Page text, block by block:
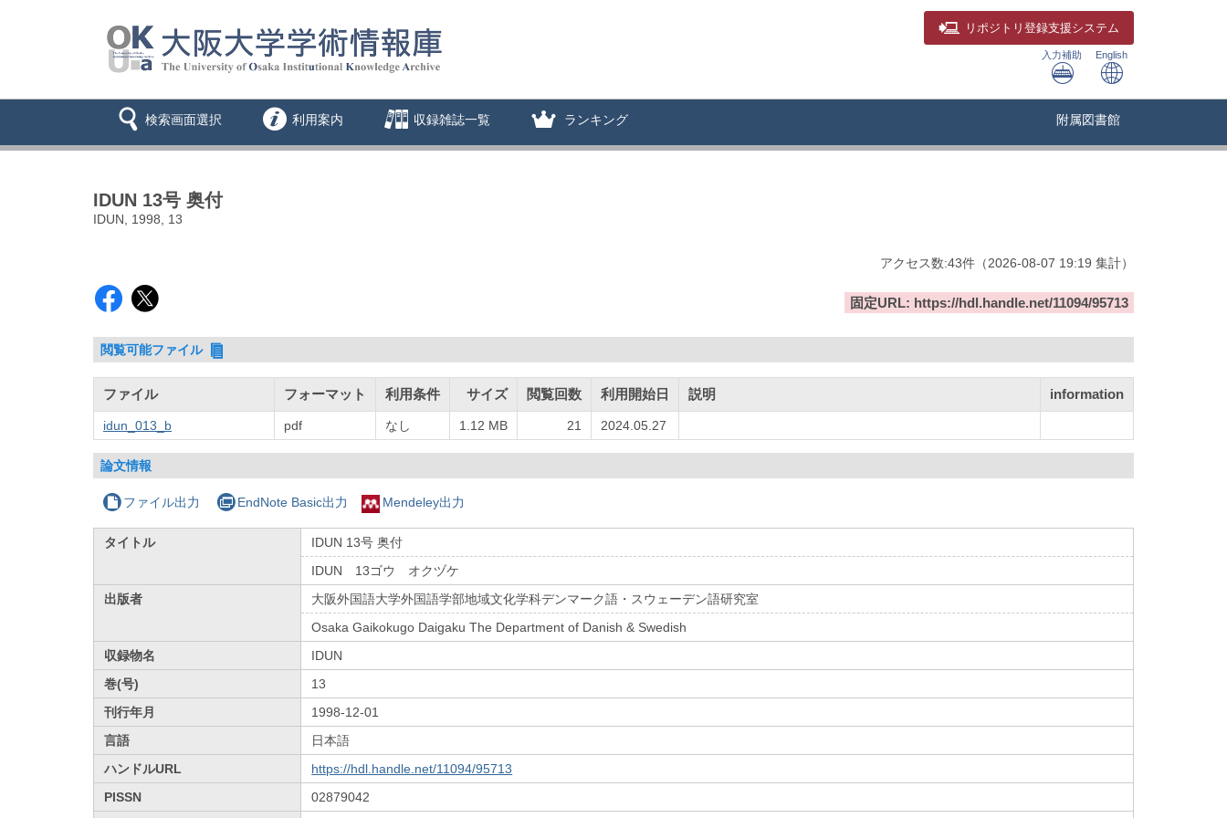
リポジトリ 登録支援システム
入力補助 English
検索画面選択 利用案内 収録雑誌一覧 ランキング 附属図書館
IDUN 13号 奥付
IDUN, 1998, 13
アクセス数:43件 （2026-08-07 19:19 集計）
固定URL: https://hdl.handle.net/11094/95713
閲覧可能ファイル
ファイル フォーマット 利用条件 サイズ 閲覧回数 利用開始日 説明 information
idun_013_b pdf なし 1.12 MB 21 2024.05.27
論文情報
ファイル出力 EndNote Basic出力 Mendeley出力
タイトル
IDUN 13号 奥付
IDUN 13ゴウ オクヅケ
出版者
大阪外国語大学外国語学部地域文化学科デンマーク語・スウェーデン語研究室
Osaka Gaikokugo Daigaku The Department of Danish & Swedish
収録物名
IDUN
巻(号)
13
刊行年月
1998-12-01
言語
日本語
ハンドルURL
https://hdl.handle.net/11094/95713
PISSN
02879042